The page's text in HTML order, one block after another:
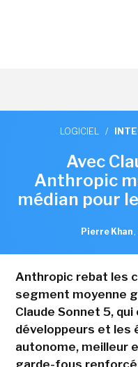
LOGICIEL /
Avec
Anthropic
médian pour
Pierre Khan ,
Anthropic rebat les
segment moyenne
Claude Sonnet 5,
développeurs et les
autonome, meilleur